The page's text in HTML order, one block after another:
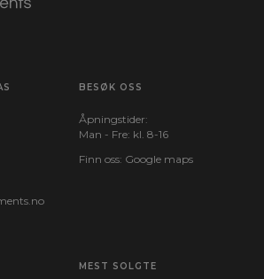
BESØK OSS
Åpningstider:
Man - Fre: kl. 8-16
Finn oss: Google maps
MEST SOLGTE